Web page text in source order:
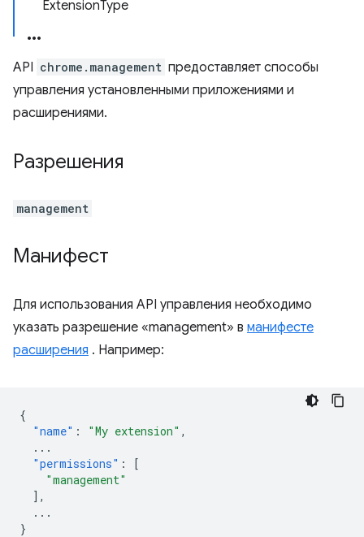
ExtensionType
API chrome.management предоставляет способы
управления установленными приложениями и
расширениями.
Разрешения
management
Манифест
Для использования API управления необходимо
указать разрешение «management» в манифесте
расширения . Например:
{
"name" : "My extension" ,
...
"permissions" :
[
"management"
],
...
}